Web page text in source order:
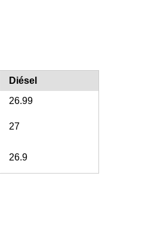
Diésel
26.99
27
26.9